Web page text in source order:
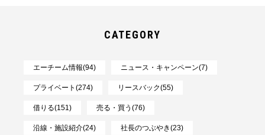
CATEGORY
エーチーム情報(94) ニュース・キャンペーン(7)
プライベート(274) リースバック(55)
借りる(151) 売る・買う(76)
沿線・施設紹介(24) 社長のつぶやき(23)